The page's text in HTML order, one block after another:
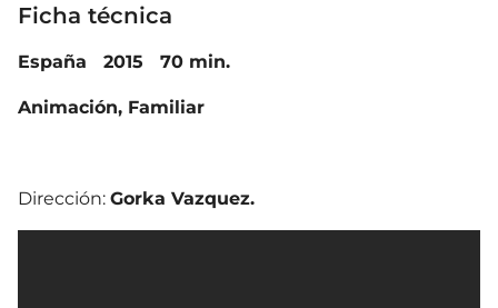
Ficha técnica
España 2015 70 min.
Animación, Familiar
Dirección: Gorka Vazquez.